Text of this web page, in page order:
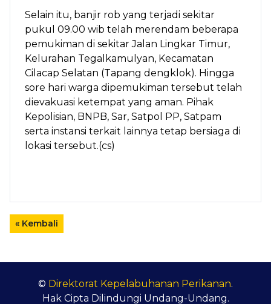
Selain itu, banjir rob yang terjadi sekitar
pukul 09.00 wib telah merendam beberapa
pemukiman di sekitar Jalan Lingkar Timur,
Kelurahan Tegalkamulyan, Kecamatan
Cilacap Selatan (Tapang dengklok). Hingga
sore hari warga dipemukiman tersebut telah
dievakuasi ketempat yang aman. Pihak
Kepolisian, BNPB, Sar, Satpol PP, Satpam
serta instansi terkait lainnya tetap bersiaga di
lokasi tersebut.(cs)
« Kembali
© Direktorat Kepelabuhanan Perikanan.
Hak Cipta Dilindungi Undang-Undang.